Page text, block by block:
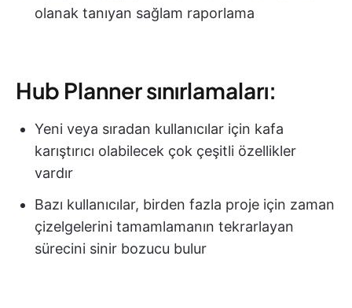
olanak tanıyan sağlam raporlama
Hub Planner sınırlamaları:
Yeni veya sıradan kullanıcılar için kafa
karıştırıcı olabilecek çok çeşitli özellikler
vardır
Bazı kullanıcılar, birden fazla proje için zaman
çizelgelerini tamamlamanın tekrarlayan
sürecini sinir bozucu bulur